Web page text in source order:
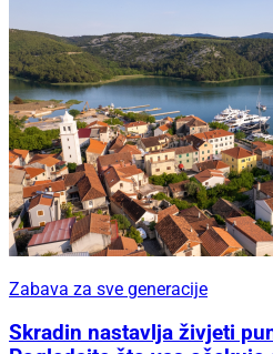
Zabava za sve generacije
Skradin nastavlja živjeti